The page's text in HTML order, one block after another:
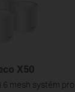
X50
6 mesh systém pro